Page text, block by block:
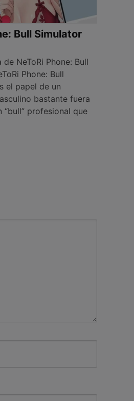
Bull Simulator
de NeToRi Phone: Bull
Phone: Bull
el papel de un
bastante fuera
“bull” profesional que